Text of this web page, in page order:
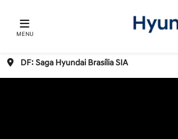
MENU
DF: Saga Hyundai Brasília SIA